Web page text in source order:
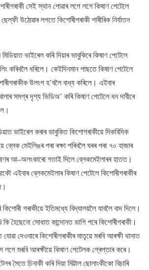
সেই স্থান পোৱাৰ লগে লগে কিষাণ পেটেলে
উঠোৱাৰ লগতে কিশোৰীগৰাকী শাৰীৰিক নিৰ্যাতন
ভাইৰেল কৰি দিয়াৰ ভাবুকিৰে কিষাণ পেটেলে
কৰিবলৈ ধৰিলে। কেইদিনমান পাছতে কিষাণ পেটেলে
উলংগ হ’বলৈ বাধ্য কৰিলে। এইবাৰ
সমগ্ৰ দৃশ্য ভিডিঅ’ কৰি কিষাণ পেটেলে ধন দাবীৰে
ভাইৰেল কৰাৰ ভাবুকিত কিশোগৰাকীয়ে দিকবিদিক
ব্লেক মেইলিঙৰ পৰা ৰক্ষা পৰিবলৈ ঘৰৰ পৰা ৭০ হাজাৰ
আ–অলংকাৰো গতাই দিলে ব্লেকমেইলাৰৰ হাতত।
এইবাৰ ব্লেকমেইলাৰ কিষাণ পেটেলে কিশোৰীগৰাকীৰ
গৰাকীয়ে ইতিমধ্যে বিদ্যালয়লৈ যাবলৈ বাদ দিলে।
হৈছেনো সোধাত কান্দোনত ভাগি পৰে কিশোৰীগৰাকী।
দেওবাৰে কিশোৰীগৰাকীৰ মাতৃয়ে মৰবি আৰক্ষী থানাত
মৰবি আৰক্ষীয়ে কিষাণ পেটেলক গ্ৰেপ্তাৰ কৰে।
সৈতে চিনাকী কৰি দিয়া মিট্টাল ছোলাংকীকো বিচাৰি